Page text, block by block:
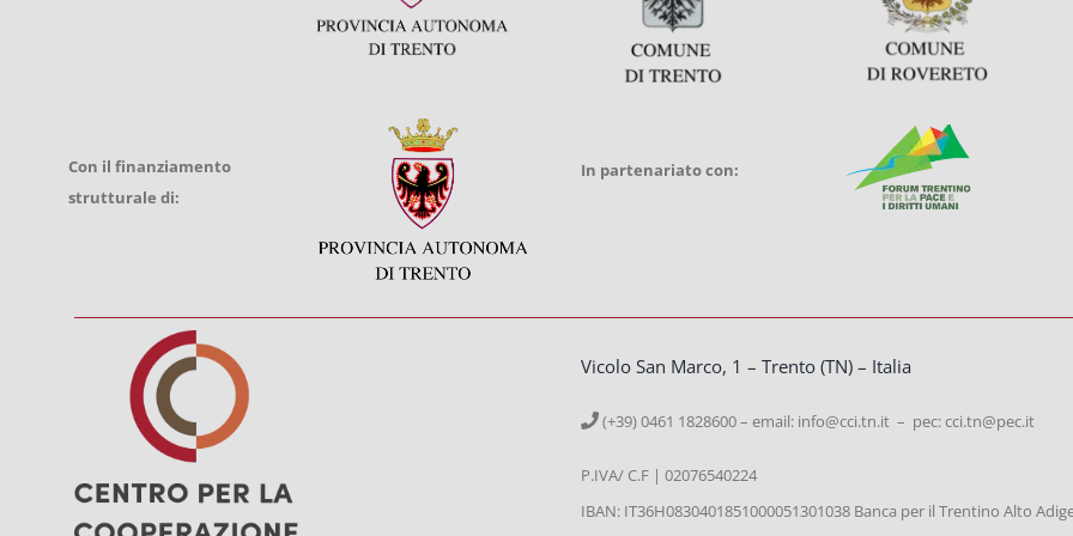
Con il finanziamento
strutturale di:
In partenariato con:
Vicolo San Marco, 1 – Trento (TN) – Italia
(+39) 0461 1828600 – email: info@cci.tn.it – pec: cci.tn@pec.it
P.IVA/ C.F | 02076540224
IBAN: IT36H0830401851000051301038 Banca per il Trentino Alto